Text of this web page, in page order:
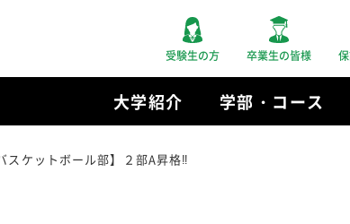
受験生の方 卒業生の皆様
大学紹介 学部・コース
スケットボール部】２部A昇格‼